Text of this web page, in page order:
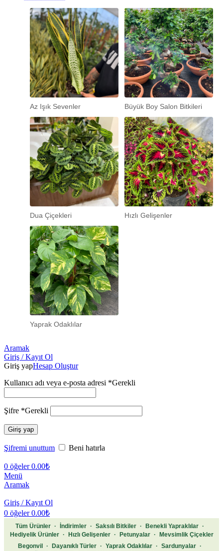
Az Işık Sevenler Büyük Boy Salon Bitkileri
Dua Çiçekleri Hızlı Gelişenler
Yaprak Odaklılar
Aramak
Giriş / Kayıt Ol
Giriş yapHesap Oluştur
Kullanıcı adı veya e-posta adresi *Gerekli
Şifre *Gerekli
Giriş yap
Şifremi unuttum Beni hatırla
0 öğeler 0.00₺
Menü
Aramak
Giriş / Kayıt Ol
0 öğeler 0.00₺
Tüm Ürünler · İndirimler · Saksılı Bitkiler · Benekli Yapraklılar ·
Hediyelik Ürünler
· Hızlı Gelişenler · Petunyalar ·
Mevsimlik Çiçekler
Begonvil
· Dayanıklı Türler · Yaprak Odaklılar · Sardunyalar ·